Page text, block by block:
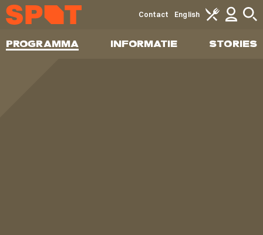
PROGRAMMA INFORMATIE STORIES
Contact English